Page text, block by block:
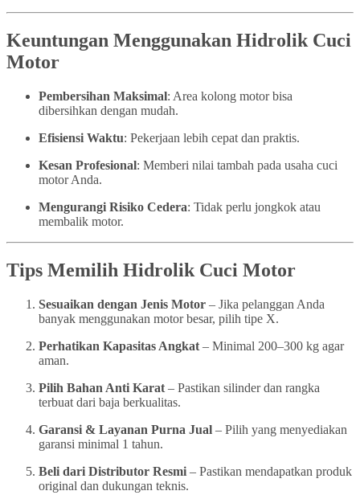
Keuntungan Menggunakan Hidrolik Cuci
Motor
Pembersihan Maksimal: Area kolong motor bisa
dibersihkan dengan mudah.
Efisiensi Waktu: Pekerjaan lebih cepat dan praktis.
Kesan Profesional: Memberi nilai tambah pada usaha cuci
motor Anda.
Mengurangi Risiko Cedera: Tidak perlu jongkok atau
membalik motor.
Tips Memilih Hidrolik Cuci Motor
Sesuaikan dengan Jenis Motor – Jika pelanggan Anda
banyak menggunakan motor besar, pilih tipe X.
Perhatikan Kapasitas Angkat – Minimal 200–300 kg agar
aman.
Pilih Bahan Anti Karat – Pastikan silinder dan rangka
terbuat dari baja berkualitas.
Garansi & Layanan Purna Jual – Pilih yang menyediakan
garansi minimal 1 tahun.
Beli dari Distributor Resmi – Pastikan mendapatkan produk
original dan dukungan teknis.